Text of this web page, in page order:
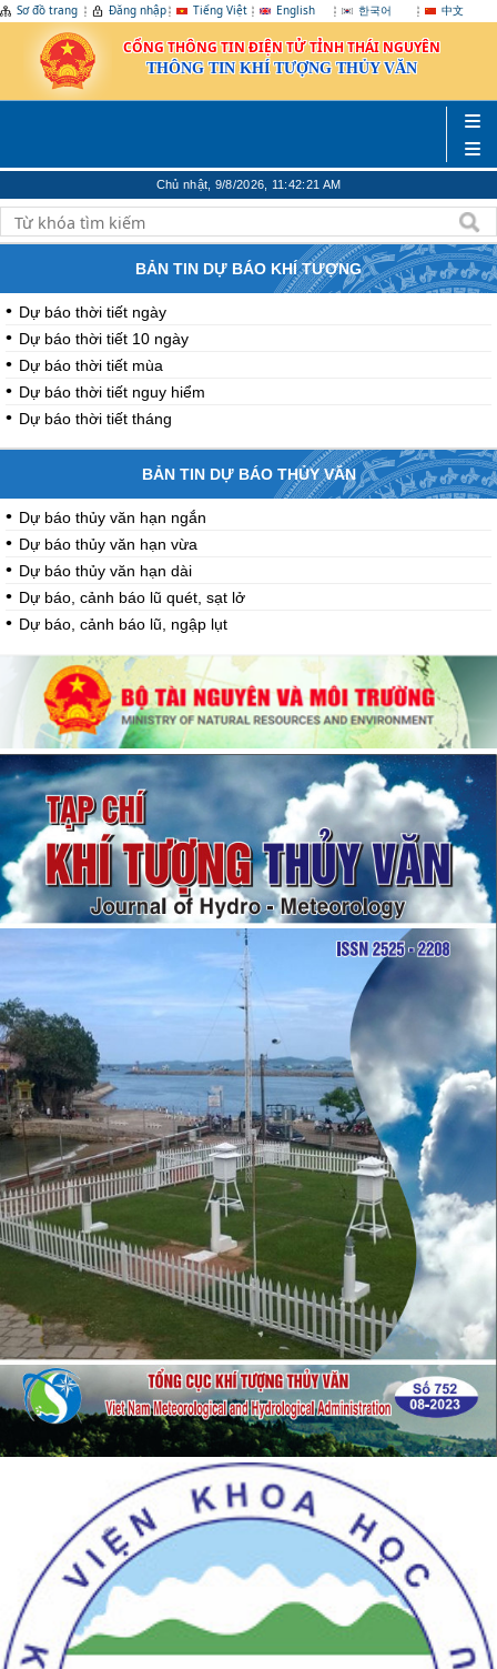
Sơ đồ trang Đăng nhập Tiếng Việt English 한국어 中文
CỔNG THÔNG TIN ĐIỆN TỬ TỈNH THÁI NGUYÊN
THÔNG TIN KHÍ TƯỢNG THỦY VĂN
Chủ nhật, 9/8/2026, 11:42:22 AM
BẢN TIN DỰ BÁO KHÍ TƯỢNG
Dự báo thời tiết ngày
Dự báo thời tiết 10 ngày
Dự báo thời tiết mùa
Dự báo thời tiết nguy hiểm
Dự báo thời tiết tháng
BẢN TIN DỰ BÁO THỦY VĂN
Dự báo thủy văn hạn ngắn
Dự báo thủy văn hạn vừa
Dự báo thủy văn hạn dài
Dự báo, cảnh báo lũ quét, sạt lở
Dự báo, cảnh báo lũ, ngập lụt